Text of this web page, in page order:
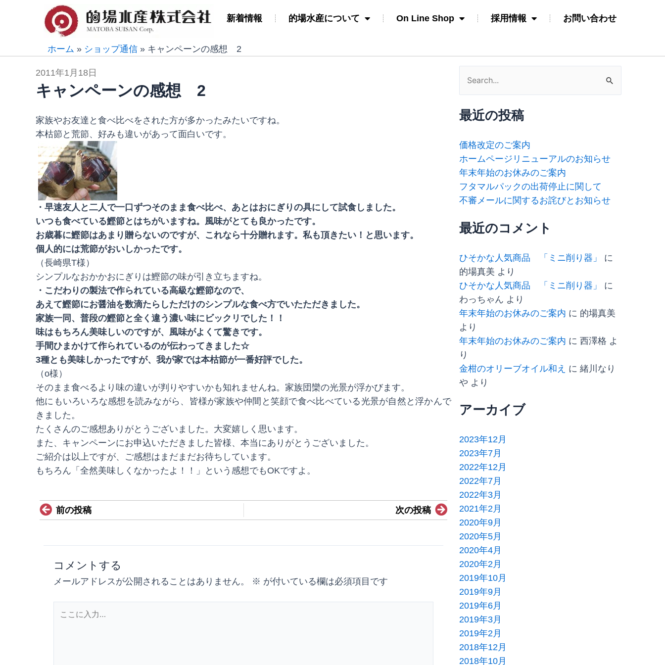
新着情報 的場水産について On Line Shop 採用情報 お問い合わせ
ホーム » ショップ通信 » キャンペーンの感想 2
2011年1月18日
キャンペーンの感想 2
家族やお友達と食べ比べをされた方が多かったみたいですね。
本枯節と荒節、好みも違いがあって面白いです。
・早速友人と二人で一口ずつそのまま食べ比べ、あとはおにぎりの具にして試食しました。
いつも食べている鰹節とはちがいますね。風味がとても良かったです。
お歳暮に鰹節はあまり贈らないのですが、これなら十分贈れます。私も頂きたい！と思います。
個人的には荒節がおいしかったです。
（長崎県T様）
シンプルなおかかおにぎりは鰹節の味が引き立ちますね。
・こだわりの製法で作られている高級な鰹節なので、
あえて鰹節にお醤油を数滴たらしただけのシンプルな食べ方でいたただきました。
家族一同、普段の鰹節と全く違う濃い味にビックリでした！！
味はもちろん美味しいのですが、風味がよくて驚きです。
手間ひまかけて作られているのが伝わってきました☆
3種とも美味しかったですが、我が家では本枯節が一番好評でした。
（o様）
そのまま食べるより味の違いが判りやすいかも知れませんね。家族団欒の光景が浮かびます。
他にもいろいろな感想を読みながら、皆様が家族や仲間と笑顔で食べ比べている光景が自然と浮かんで
きました。
たくさんのご感想ありがとうございました。大変嬉しく思います。
また、キャンペーンにお申込いただきました皆様、本当にありがとうございました。
ご紹介は以上ですが、ご感想はまだまだお待ちしています。
もちろん「全然美味しくなかったよ！！」という感想でもOKですよ。
Prev
前の投稿 次の投稿 Next
コメントする
メールアドレスが公開されることはありません。 ※ が付いている欄は必須項目です
索
対
象:
最近の投稿
価格改定のご案内
ホームページリニューアルのお知らせ
年末年始のお休みのご案内
フタマルパックの出荷停止に関して
不審メールに関するお詫びとお知らせ
最近のコメント
ひそかな人気商品 「ミニ削り器」
に
的場真美 より
ひそかな人気商品 「ミニ削り器」
に
わっちゃん より
年末年始のお休みのご案内 に 的場真美
より
年末年始のお休みのご案内 に 西澤格 よ
り
金柑のオリーブオイル和え に 緒川なり
や より
アーカイブ
2023年12月
2023年7月
2022年12月
2022年7月
2022年3月
2021年2月
2020年9月
2020年5月
2020年4月
2020年2月
2019年10月
2019年9月
2019年6月
2019年3月
2019年2月
2018年12月
2018年10月